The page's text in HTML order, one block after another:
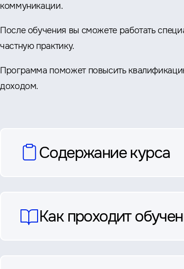
коммуникации.
После обучения вы сможете работать
частную практику.
Программа поможет повысить
доходом.
вопросы
Содержание курса
Как проходит